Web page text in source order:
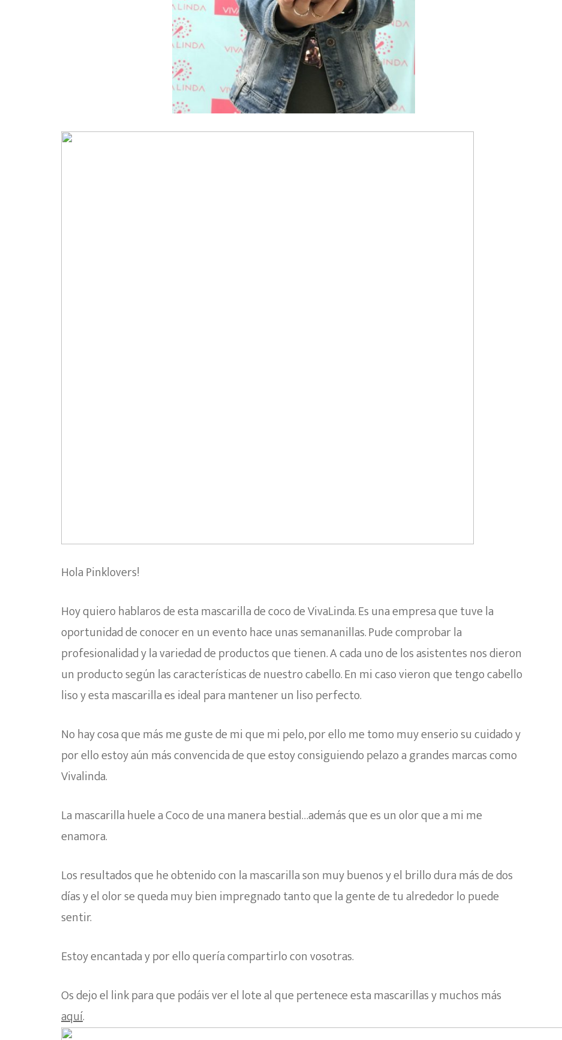
Hola Pinklovers!
Hoy quiero hablaros de esta mascarilla de coco de VivaLinda. Es una empresa que tuve la
oportunidad de conocer en un evento hace unas semananillas. Pude comprobar la
profesionalidad y la variedad de productos que tienen. A cada uno de los asistentes nos dieron
un producto según las características de nuestro cabello. En mi caso vieron que tengo cabello
liso y esta mascarilla es ideal para mantener un liso perfecto.
No hay cosa que más me guste de mi que mi pelo, por ello me tomo muy enserio su cuidado y
por ello estoy aún más convencida de que estoy consiguiendo pelazo a grandes marcas como
Vivalinda.
La mascarilla huele a Coco de una manera bestial…además que es un olor que a mi me
enamora.
Los resultados que he obtenido con la mascarilla son muy buenos y el brillo dura más de dos
días y el olor se queda muy bien impregnado tanto que la gente de tu alrededor lo puede
sentir.
Estoy encantada y por ello quería compartirlo con vosotras.
Os dejo el link para que podáis ver el lote al que pertenece esta mascarillas y muchos más
aquí.